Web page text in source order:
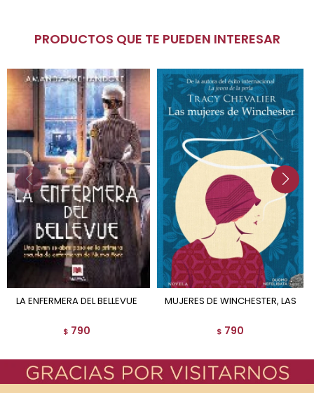
PRODUCTOS QUE TE PUEDEN INTERESAR
LA ENFERMERA DEL BELLEVUE
$ 790
MUJERES DE WINCHESTER, LAS
$ 790